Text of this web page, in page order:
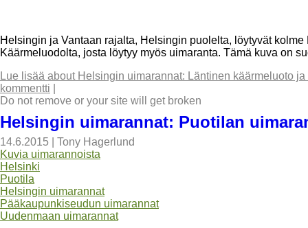
Helsingin ja Vantaan rajalta, Helsingin puolelta, löytyvät
Käärmeluodolta, josta löytyy myös uimaranta. Tämä kuva on
Lue lisää about Helsingin uimarannat: Läntinen käärmeluoto
kommentti
Do not remove or your site will get broken
Helsingin uimarannat: Puotilan
14.6.2015
Tony Hagerlund
Kuvia uimarannoista
Helsinki
Puotila
Helsingin uimarannat
Pääkaupunkiseudun uimarannat
Uudenmaan uimarannat